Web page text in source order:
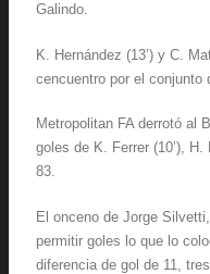
Galindo.
K. Hernández (13’) y C.
cencuentro por el conjunto
Metropolitan FA derrotó al
goles de K. Ferrer (10’),
83.
El onceno de Jorge
permitir goles lo que lo
diferencia de gol de 11,